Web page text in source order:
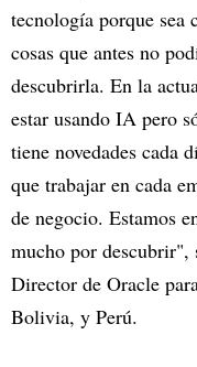
tecnología porque sea
cosas que antes no
descubrirla. En la
estar usando IA pero
tiene novedades cada
que trabajar en cada
de negocio. Estamos
mucho por
Director de Oracle
Bolivia, y Perú.